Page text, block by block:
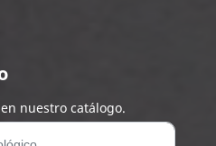
nuestro catálogo.